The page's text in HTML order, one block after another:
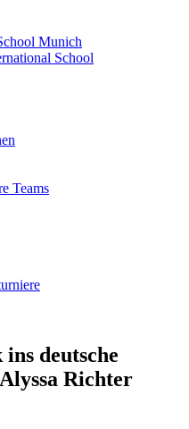
Munich
School
Teams
deutsche
Richter